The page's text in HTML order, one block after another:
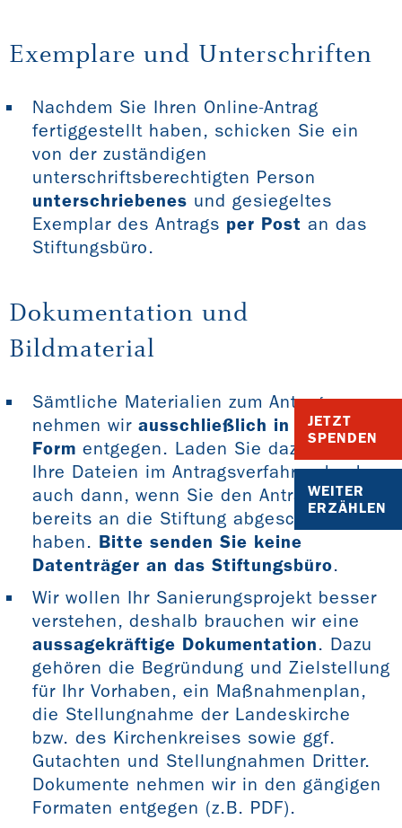
JETZT
SPENDEN
WEITER
ERZÄHLEN
Exemplare und Unterschriften
Nachdem Sie Ihren Online-Antrag
fertiggestellt haben, schicken Sie ein
von der zuständigen
unterschriftsberechtigten Person
unterschriebenes und gesiegeltes
Exemplar des Antrags per Post an das
Stiftungsbüro.
Dokumentation und
Bildmaterial
Sämtliche Materialien zum Antrag
nehmen wir ausschließlich in digitaler
Form entgegen. Laden Sie dazu einfach
Ihre Dateien im Antragsverfahren hoch -
auch dann, wenn Sie den Antrag selbst
bereits an die Stiftung abgeschickt
haben. Bitte senden Sie keine
Datenträger an das Stiftungsbüro.
Wir wollen Ihr Sanierungsprojekt besser
verstehen, deshalb brauchen wir eine
aussagekräftige Dokumentation. Dazu
gehören die Begründung und Zielstellung
für Ihr Vorhaben, ein Maßnahmenplan,
die Stellungnahme der Landeskirche
bzw. des Kirchenkreises sowie ggf.
Gutachten und Stellungnahmen Dritter.
Dokumente nehmen wir in den gängigen
Formaten entgegen (z.B. PDF).